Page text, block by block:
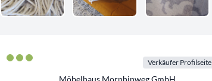
Verkäufer Profilseite
Möbelhaus Mornhinweg GmbH